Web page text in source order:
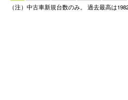
（注）中古車新規台数のみ。 過去最高は